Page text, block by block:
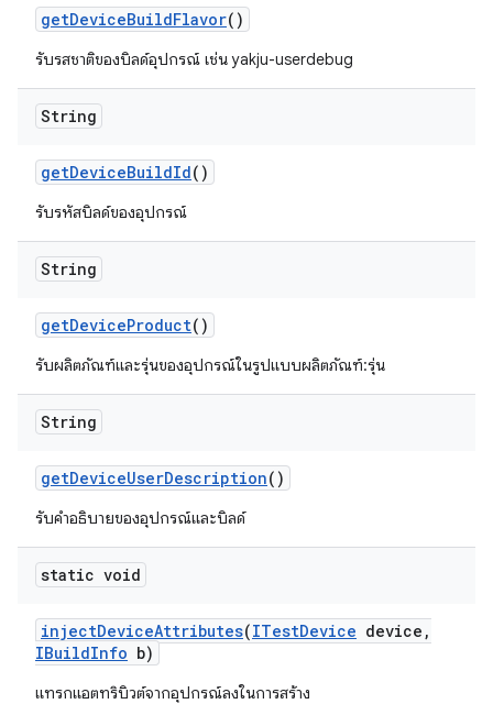
getDeviceBuildFlavor()
รับรสชาติของบิลด์อุปกรณ์ เช่น yakju-userdebug
String
getDeviceBuildId()
รับรหัสบิลด์ของอุปกรณ์
String
getDeviceProduct()
รับผลิตภัณฑ์และรุ่นของอุปกรณ์ในรูปแบบผลิตภัณฑ์:รุ่น
String
getDeviceUserDescription()
รับคำอธิบายของอุปกรณ์และบิลด์
static void
injectDeviceAttributes(ITestDevice device ,
IBuildInfo b)
แทรกแอตทริบิวต์จากอุปกรณ์ลงในการสร้าง